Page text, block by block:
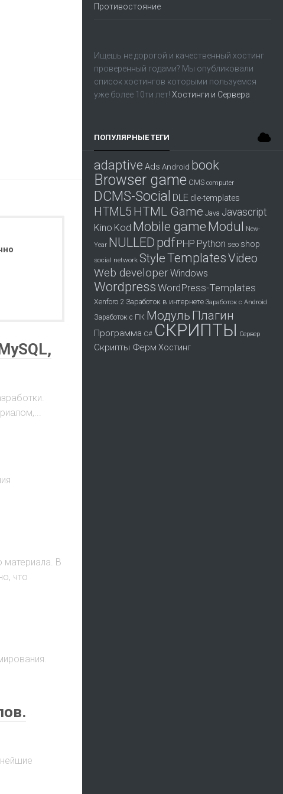
материала. В
что
Противостояние
Ищешь не дорогой и качественный хостинг
проверенный годами? Мы опубликовали
список хостингов которыми пользуемся
уже более 10ти лет! Хостинги и Сервера
ПОПУЛЯРНЫЕ ТЕГИ
adaptive Ads Android book
Browser game CMS computer
DCMS-Social DLE dle-templates
HTML5 HTML Game Java Javascript
Kino Kod Mobile gameModul New-
Year NULLED pdf PHP Python seo shop
social network StyleTemplatesVideo
Web developerWindows
Wordpress WordPress-Templates
Xenforo 2 Заработок в интернете Заработок с Android
Заработок с ПК Модуль Плагин
Программа С# СКРИПТЫ Сервер
Скрипты Ферм Хостинг